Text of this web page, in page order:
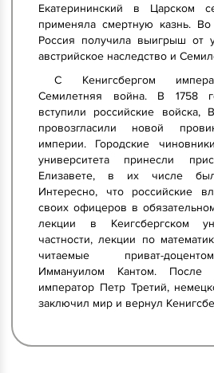
Екатерининский в Царском
применяла смертную казнь.
Россия получила выигрыш от
австрийское наследство и
С Кенигсбергом
Семилетняя война. В 1758
вступили российские войска,
провозгласили новой
империи. Городские
университета принесли
Елизавете, в их числе
Интересно, что российские
своих офицеров в
лекции в Кеигсбергском
частности, лекции по
читаемые приват-
Иммануилом Кантом. После
император Петр Третий,
заключил мир и вернул